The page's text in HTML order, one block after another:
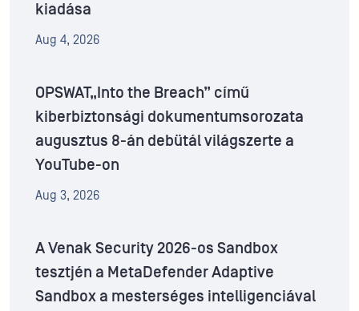
kiadása
Aug 4, 2026
OPSWAT„Into the Breach” című
kiberbiztonsági dokumentumsorozata
augusztus 8-án debütál világszerte a
YouTube-on
Aug 3, 2026
A Venak Security 2026-os Sandbox
tesztjén a MetaDefender Adaptive
Sandbox a mesterséges intelligenciával